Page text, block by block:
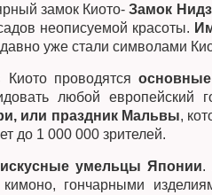
замок Киото-Замок
неописуемой красоты.
давно уже стали символами
проводятся
любой
или праздник Мальвы,
до 1 000 000 зрителей.
умельцы Японии.
гончарными